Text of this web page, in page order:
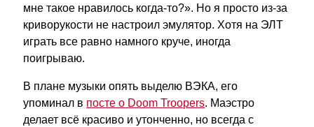
мне такое нравилось когда-то?». Но я просто из-за
криворукости не настроил эмулятор. Хотя на ЭЛТ
играть все равно намного круче, иногда
поигрываю.
В плане музыки опять выделю ВЭКА, его
упоминал в посте о Doom Troopers. Маэстро
делает всё красиво и утонченно, но всегда с